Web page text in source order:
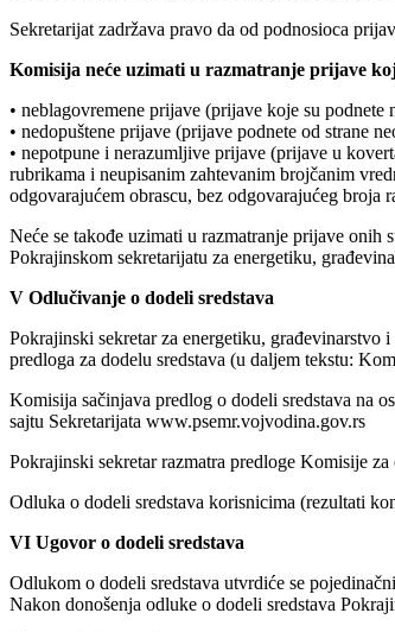
Sekretarijat zadržava pravo da od podnosioca
Komisija neće uzimati u razmatranje prijave
• neblagovremene prijave (prijave koje su
• nedopuštene prijave (prijave podnete od strane
• nepotpune i nerazumljive prijave (prijave u
rubrikama i neupisanim zahtevanim brojčanim
odgovarajućem obrascu, bez odgovarajućeg broja
Neće se takođe uzimati u razmatranje prijave onih
Pokrajinskom sekretarijatu za energetiku,
V Odlučivanje o dodeli sredstava
Pokrajinski sekretar za energetiku, građevinarstvo
predloga za dodelu sredstava (u daljem tekstu:
Komisija sačinjava predlog o dodeli sredstava na
sajtu Sekretarijata www.psemr.vojvodina.gov.rs
Pokrajinski sekretar razmatra predloge Komisije
Odluka o dodeli sredstava korisnicima (rezultati
VI Ugovor o dodeli sredstava
Odlukom o dodeli sredstava utvrdiće se
Nakon donošenja odluke o dodeli sredstava